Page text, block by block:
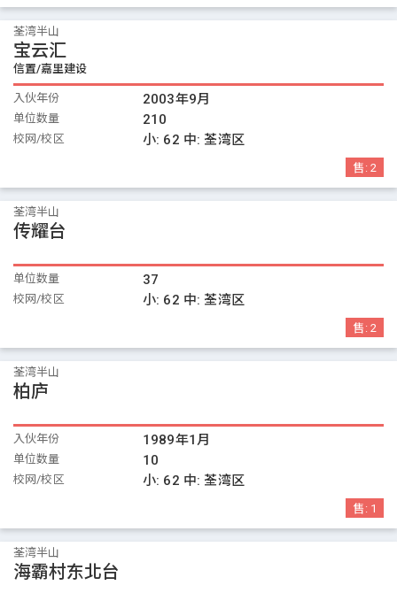
荃湾半山
宝云汇
信置/嘉里建设
入伙年份 2003年9月
单位数量 210
校网/校区 小: 62 中: 荃湾区
售: 2
荃湾半山
传耀台
单位数量 37
校网/校区 小: 62 中: 荃湾区
售: 2
荃湾半山
柏庐
入伙年份 1989年1月
单位数量 10
校网/校区 小: 62 中: 荃湾区
售: 1
荃湾半山
海霸村东北台